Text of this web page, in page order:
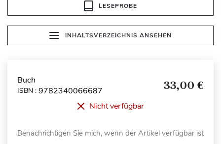
LESEPROBE
INHALTSVERZEICHNIS ANSEHEN
Buch
ISBN : 9782340066687 33,00 €
Nicht verfügbar
Benachrichtigen Sie mich, wenn der Artikel verfügbar ist